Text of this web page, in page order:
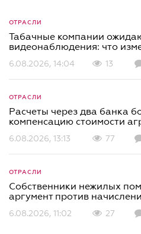
ОТРАСЛИ
Табачные компании
видеонаблюдения: что
6.08.2026, 14:04 13
ОТРАСЛИ
Расчеты через два банка
компенсацию стоимости
6.08.2026, 13:13 77
ОТРАСЛИ
Собственники нежилых
аргумент против
6.08.2026, 11:02 27